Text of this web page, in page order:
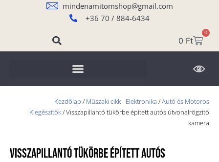
mindenamitomshop@gmail.com
+36 70 / 884-6434
0 Ft
0
Kezdőlap / Műszaki cikk - Elektronika /Autó és Motoros
Kiegészítők/ Visszapillantó tükörbe épített autós útvonalrögzítő
kamera
Visszapillantó Tükörbe Épített Autós